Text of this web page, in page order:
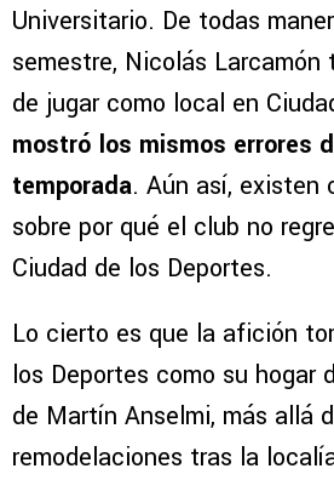
Universitario. De todas
semestre, Nicolás
de jugar como local en
mostró los mismos errores
temporada. Aún así, existen
sobre por qué el club no
Ciudad de los Deportes.
Lo cierto es que la afición
los Deportes como su hogar
de Martín Anselmi, más allá
remodelaciones tras la